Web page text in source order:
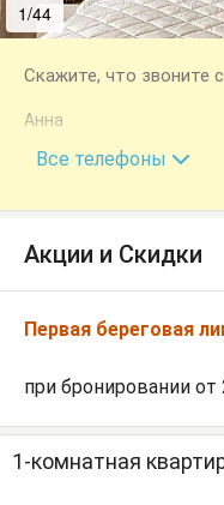
1/44
Скажите, что звоните
Анна
+7 (918) 480-
Все телефоны
Акции и Скидки
Первая береговая
при бронировании от
1-комнатная